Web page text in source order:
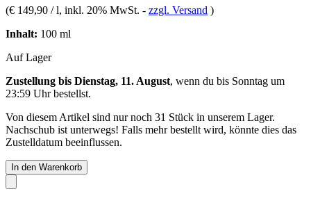
(€ 149,90 / l, inkl. 20% MwSt. - zzgl. Versand )
Inhalt: 100 ml
Auf Lager
Zustellung bis Dienstag, 11. August, wenn du bis Sonntag um
23:59 Uhrbestellst.
Von diesem Artikel sind nur noch 31 Stück in unserem Lager.
Nachschub ist unterwegs! Falls mehr bestellt wird, könnte dies das
Zustelldatum beeinflussen.
In den Warenkorb